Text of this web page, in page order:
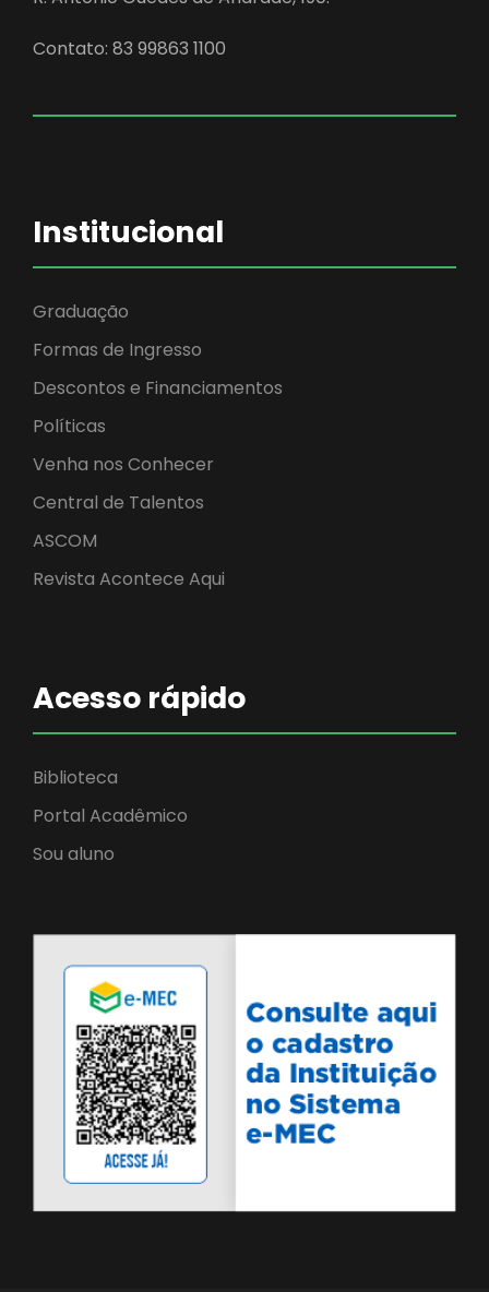
Contato: 83 99863 1100
Institucional
Graduação
Formas de Ingresso
Descontos e Financiamentos
Políticas
Venha nos Conhecer
Central de Talentos
ASCOM
Revista Acontece Aqui
Acesso rápido
Biblioteca
Portal Acadêmico
Sou aluno